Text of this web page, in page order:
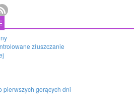
złuszczanie
pierwszych gorących dni